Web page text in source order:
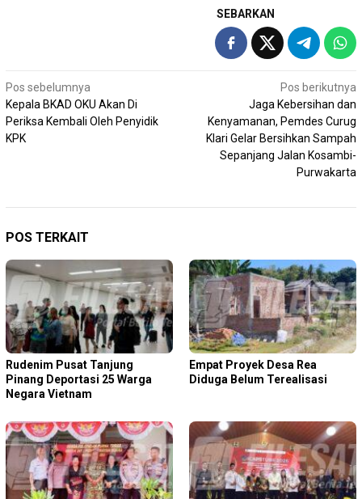
SEBARKAN
Navigasi
pos
Pos sebelumnya
Kepala BKAD OKU Akan Di
Periksa Kembali Oleh Penyidik
KPK
Pos berikutnya
Jaga Kebersihan dan
Kenyamanan, Pemdes Curug
Klari Gelar Bersihkan Sampah
Sepanjang Jalan Kosambi-
Purwakarta
POS TERKAIT
Rudenim Pusat Tanjung
Pinang Deportasi 25 Warga
Negara Vietnam
Empat Proyek Desa Rea
Diduga Belum Terealisasi